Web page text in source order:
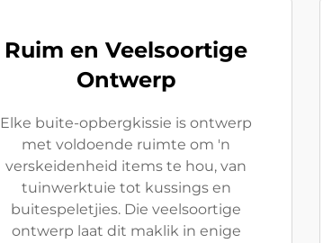
Ruim en Veelsoortige
Ontwerp
Elke buite-opbergkissie is ontwerp
met voldoende ruimte om 'n
verskeidenheid items te hou, van
tuinwerktuie tot kussings en
buitespeletjies. Die veelsoortige
ontwerp laat dit maklik in enige